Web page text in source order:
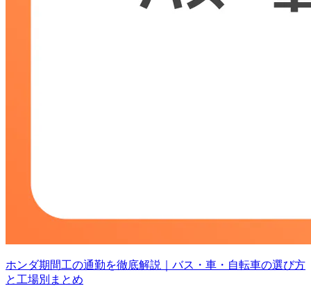
ホンダ期間工の通勤を徹底解説｜バス・車・自転車の選び方
と工場別まとめ